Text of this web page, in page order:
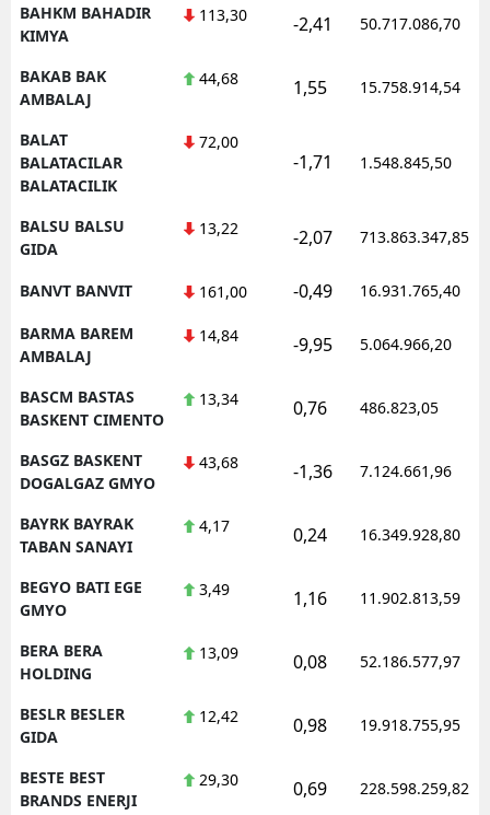
BAHKM BAHADIR
KIMYA
113,30 -2,41 50.717.086,70
BAKAB BAK
AMBALAJ
44,68 1,55 15.758.914,54
BALAT
BALATACILAR
BALATACILIK
72,00
-1,71 1.548.845,50
BALSU BALSU
GIDA
13,22 -2,07 713.863.347,85
BANVT BANVIT 161,00 -0,49 16.931.765,40
BARMA BAREM
AMBALAJ
14,84 -9,95 5.064.966,20
BASCM BASTAS
BASKENT CIMENTO
13,34 0,76 486.823,05
BASGZ BASKENT
DOGALGAZ GMYO
43,68 -1,36 7.124.661,96
BAYRK BAYRAK
TABAN SANAYI
4,17 0,24 16.349.928,80
BEGYO BATI EGE
GMYO
3,49 1,16 11.902.813,59
BERA BERA
HOLDING
13,09 0,08 52.186.577,97
BESLR BESLER
GIDA
12,42 0,98 19.918.755,95
BESTE BEST
BRANDS ENERJI
29,30 0,69 228.598.259,82